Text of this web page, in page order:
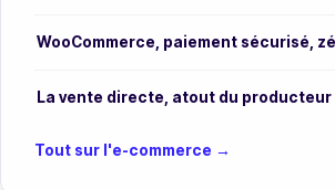
WooCommerce, paiement sécurisé,
La vente directe, atout du producteur
Tout sur l'e-commerce →